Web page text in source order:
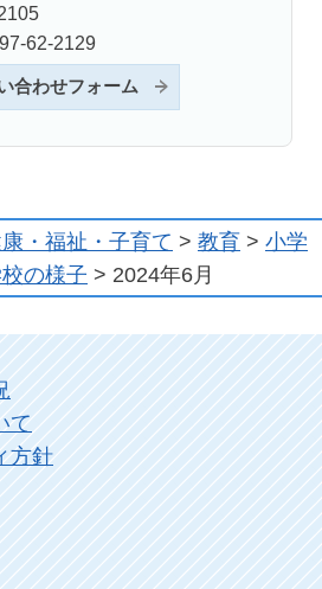
62-2129
合わせフォーム
・福祉・子育て > 教育 > 小学
の様子 > 2024年6月
て
方針